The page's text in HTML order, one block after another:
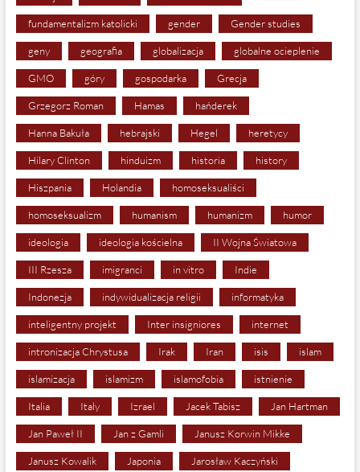
fundamentalizm katolicki gender Gender studies
geny geografia globalizacja globalne ocieplenie
GMO góry gospodarka Grecja
Grzegorz Roman Hamas hańderek
Hanna Bakuła hebrajski Hegel heretycy
Hilary Clinton hinduizm historia history
Hiszpania Holandia homoseksualiści
homoseksualizm humanism humanizm humor
ideologia ideologia kościelna II Wojna Światowa
III Rzesza imigranci in vitro Indie
Indonezja indywidualizacja religii informatyka
inteligentny projekt Inter insigniores internet
intronizacja Chrystusa Irak Iran isis islam
islamizacja islamizm islamofobia istnienie
Italia Italy Izrael Jacek Tabisz Jan Hartman
Jan Paweł II Jan z Gamli Janusz Korwin Mikke
Janusz Kowalik Japonia Jarosław Kaczyński